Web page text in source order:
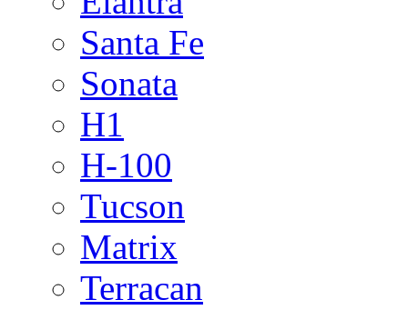
Santa Fe
Sonata
H1
H-100
Tucson
Matrix
Terracan